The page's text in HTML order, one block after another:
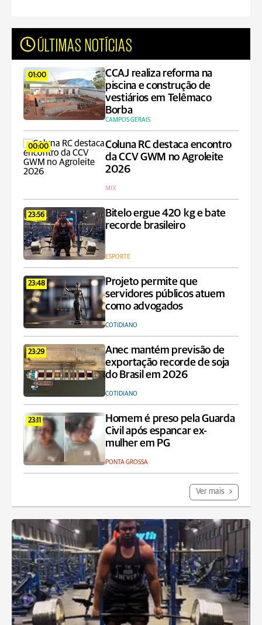
ÚLTIMAS NOTÍCIAS
01:00
CCAJ realiza reforma na
piscina e construção de
vestiários em Telêmaco
Borba
CAMPOS GERAIS
00:00
Coluna RC destaca encontro
da CCV GWM no Agroleite
2026
MIX
23:56
Bitelo ergue 420 kg e bate
recorde brasileiro
ESPORTE
23:48
Projeto permite que
servidores públicos atuem
como advogados
COTIDIANO
23:29
Anec mantém previsão de
exportação recorde de soja
do Brasil em 2026
COTIDIANO
23:11
Homem é preso pela Guarda
Civil após espancar ex-
mulher em PG
PONTA GROSSA
Ver mais